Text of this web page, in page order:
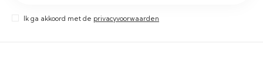
Ik ga akkoord met de privacyvoorwaarden